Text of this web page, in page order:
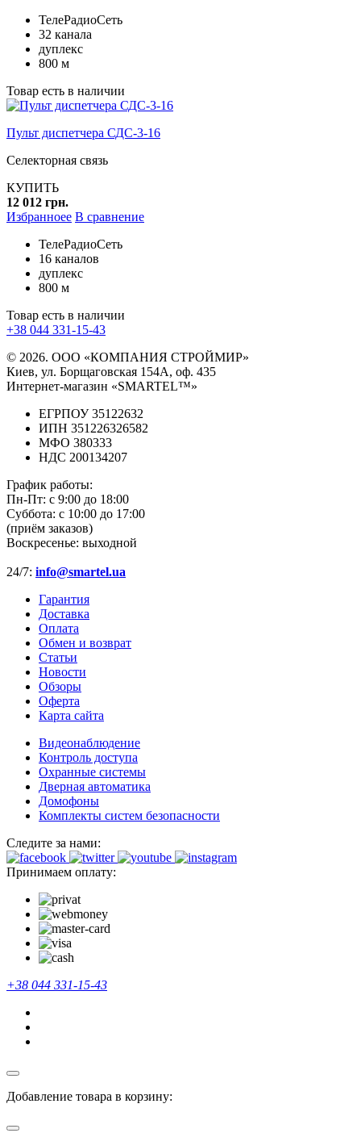
ТелеРадиоСеть
32 канала
дуплекс
800 м
Товар есть в наличии
Пульт диспетчера СДС-3-16
Селекторная связь
КУПИТЬ
12 012 грн.
Избранноее В сравнение
ТелеРадиоСеть
16 каналов
дуплекс
800 м
Товар есть в наличии
+38 044 331-15-43
© 2026. ООО «КОМПАНИЯ СТРОЙМИР»
Киев, ул. Борщаговская 154А, оф. 435
Интернет-магазин «SMARTEL™»
ЕГРПОУ 35122632
ИПН 351226326582
МФО 380333
НДС 200134207
График работы:
Пн-Пт: с 9:00 до 18:00
Суббота: с 10:00 до 17:00
(приём заказов)
Воскресенье: выходной
24/7: info@smartel.ua
Гарантия
Доставка
Оплата
Обмен и возврат
Статьи
Новости
Обзоры
Оферта
Карта сайта
Видеонаблюдение
Контроль доступа
Охранные системы
Дверная автоматика
Домофоны
Комплекты систем безопасности
Следите за нами:
Принимаем оплату:
+38 044 331-15-43
Добавление товара в корзину: